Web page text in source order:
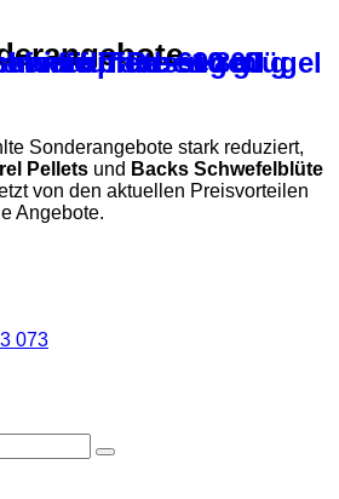
Sonderangebote stark reduziert,
Pellets und Backs Schwefelblüte
von den aktuellen Preisvorteilen
Angebote.
073
für Rassegeflügel
600 g
für Tauben 800 g
– 10 ml